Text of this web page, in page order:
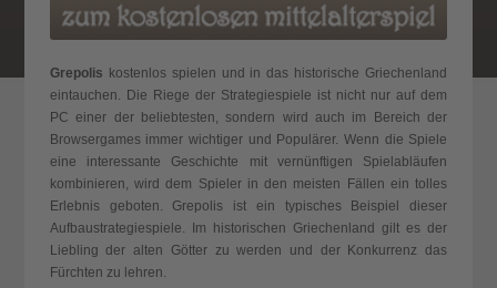
Grepolis kostenlos spielen und in das historische Griechenland
eintauchen. Die Riege der Strategiespiele ist nicht nur auf dem
PC einer der beliebtesten, sondern wird auch im Bereich der
Browsergames immer wichtiger und Populärer. Wenn die Spiele
eine interessante Geschichte mit vernünftigen Spielabläufen
kombinieren, wird dem Spieler in den meisten Fällen ein tolles
Erlebnis geboten. Grepolis ist ein typisches Beispiel dieser
Aufbaustrategiespiele. Im historischen Griechenland gilt es der
Liebling der alten Götter zu werden und der Konkurrenz das
Fürchten zu lehren.